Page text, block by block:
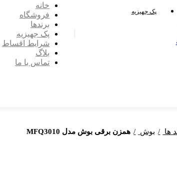
پک جهیزیه
خانه
فروشگاه
برندها
پک جهیزیه
شرایط اقساط
بلاگ
تماس با ما
ها بوش همزن برقی بوش مدل MFQ3010